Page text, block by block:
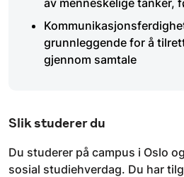
av menneskelige tanker,
grunnleggende for å
gjennom samtale
Slik studerer du
Du studerer på campus i Oslo
sosial studiehverdag. Du har